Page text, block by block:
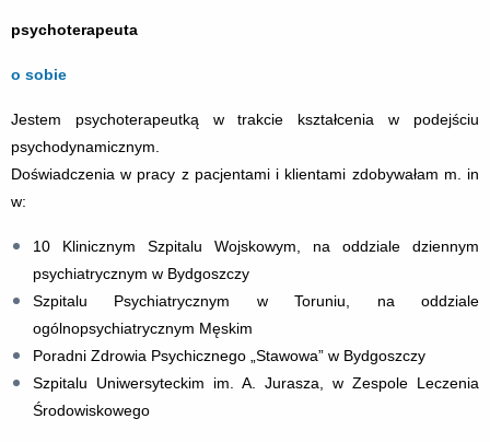
psychoterapeuta
o sobie
Jestem psychoterapeutką w trakcie kształcenia w podejściu
psychodynamicznym.
Doświadczenia w pracy z pacjentami i klientami zdobywałam m. in
w:
10 Klinicznym Szpitalu Wojskowym, na oddziale dziennym
psychiatrycznym w Bydgoszczy
Szpitalu Psychiatrycznym w Toruniu, na oddziale
ogólnopsychiatrycznym Męskim
Poradni Zdrowia Psychicznego „Stawowa” w Bydgoszczy
Szpitalu Uniwersyteckim im. A. Jurasza, w Zespole Leczenia
Środowiskowego